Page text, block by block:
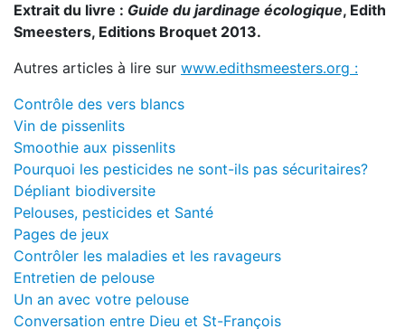
Extrait du livre : Guide du jardinage écologique, Edith
Smeesters, Editions Broquet 2013.
Autres articles à lire sur www.edithsmeesters.org :
Contrôle des vers blancs
Vin de pissenlits
Smoothie aux pissenlits
Pourquoi les pesticides ne sont-ils pas sécuritaires?
Dépliant biodiversite
Pelouses, pesticides et Santé
Pages de jeux
Contrôler les maladies et les ravageurs
Entretien de pelouse
Un an avec votre pelouse
Conversation entre Dieu et St-François